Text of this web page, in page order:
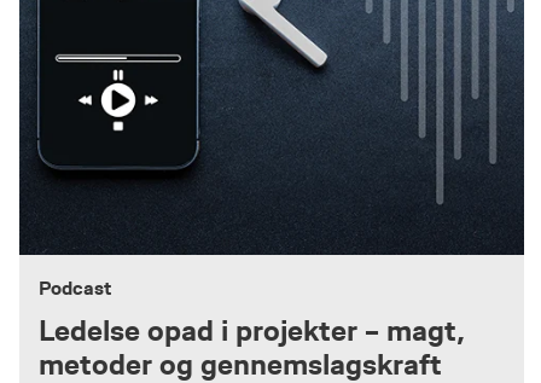
Podcast
Ledelse opad i projekter – magt,
metoder og gennemslagskraft